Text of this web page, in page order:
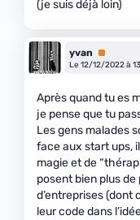
(je suis déjà loin)
yvan
Premium
Le 12/12/2022 à
Après quand tu es
je pense que tu
Les gens malades
face aux start ups,
magie et de
posent bien plus
d’entreprises (dont
leur code dans